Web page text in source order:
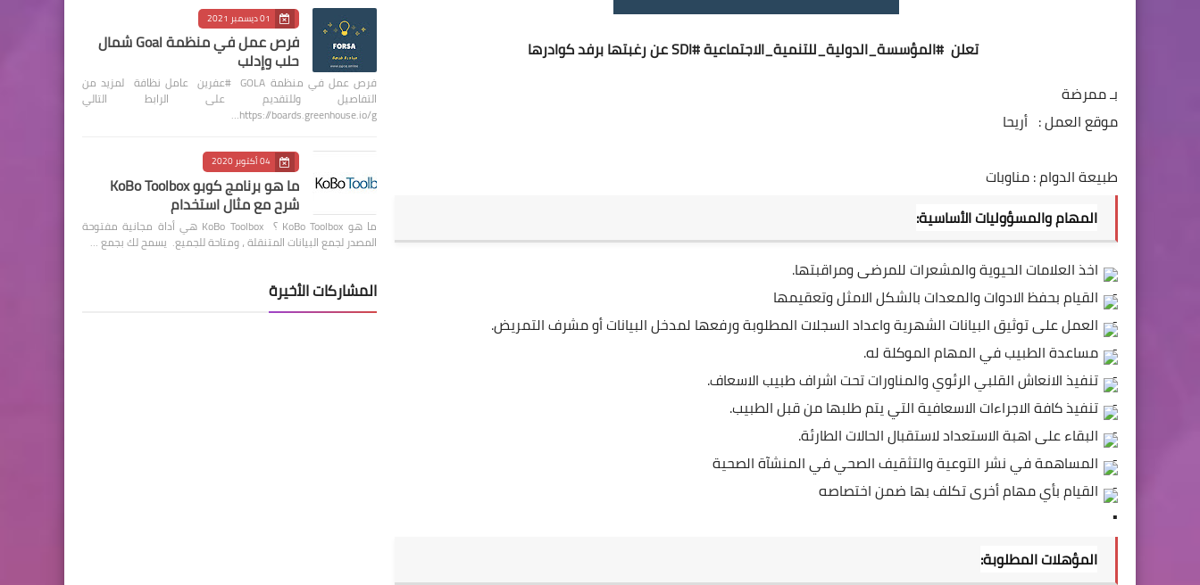
تعلن #المؤسسة_الدولية_للتنمية_الاجتماعية#SDI
عن رغبتها برفد كوادرها
بـ ممرضة
موقع العمل :   أريحا
طبيعة الدوام : مناوبات
المهام والمسؤوليات الأساسية:
اخذ العلامات الحيوية والمشعرات للمرضى ومراقبتها.
القيام بحفظ الادوات والمعدات بالشكل الامثل وتعقيمها
العمل على توثيق البيانات الشهرية واعداد السجلات المطلوبة ورفعها لمدخل البيانات أو مشرف التمريض.
مساعدة الطبيب في المهام الموكلة له.
تنفيذ الانعاش القلبي الرئوي والمناورات تحت اشراف طبيب الاسعاف.
تنفيذ كافة الاجراءات الاسعافية التي يتم طلبها من قبل الطبيب.
البقاء على اهبة الاستعداد لاستقبال الحالات الطارئة.
المساهمة في نشر التوعية والتثقيف الصحي في المنشآة الصحية
القيام بأي مهام أخرى تكلف بها ضمن اختصاصه
المؤهلات المطلوبة:
01 ديسمبر 2021
فرص عمل في منظمة Goal شمال
حلب وإدلب
فرص عمل في منظمة GOLA #عفرين عامل نظافة لمزيد من
التفاصيل وللتقديم على الرابط التالي
https://boards.greenhouse.io/g…
04 أكتوبر 2020
ما هو برنامج كوبو KoBo Toolbox
شرح مع مثال استخدام
ما هو KoBo Toolbox ؟ KoBo Toolbox هي أداة مجانية مفتوحة
المصدر لجمع البيانات المتنقلة ، ومتاحة للجميع. يسمح لك بجمع …
المشاركات الأخيرة